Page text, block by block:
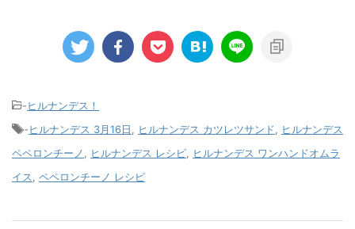
-ヒルナンデス！
-ヒルナンデス 3月16日 ヒルナンデス カツレツサンド
ヒルナンデス
ペペロンチーノ
ヒルナンデス レシピ
ヒルナンデス ワンハンドオムラ
イス
ペペロンチーノ レシピ